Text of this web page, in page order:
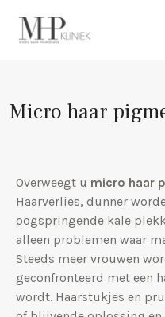
Micro haar
Overweegt u micro haar
Haarverlies, dunner
oogspringende kale
alleen problemen waar
Steeds meer vrouwen
geconfronteerd met een
wordt. Haarstukjes en